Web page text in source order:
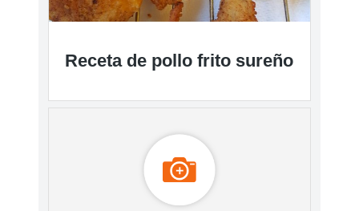
Receta de pollo frito sureño